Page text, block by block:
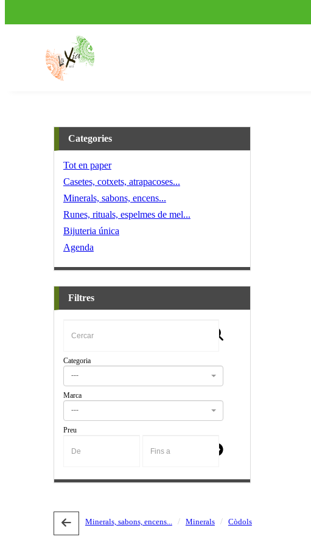
Categories
Tot en paper
Casetes, cotxets, atrapacoses...
Minerals, sabons, encens...
Runes, rituals, espelmes de mel...
Bijuteria única
Agenda
Filtres
Categoria
---
Marca
---
Preu
Minerals, sabons, encens... Minerals Còdols